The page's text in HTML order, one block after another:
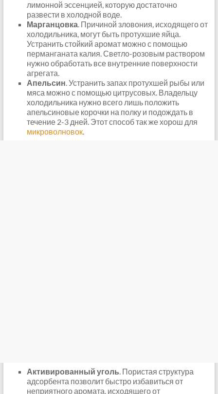
лимонной эссенцией, которую достаточно
развести в холодной воде.
Марганцовка. Причиной зловония, исходящего от
холодильника, могут быть протухшие яйца.
Устранить стойкий аромат можно с помощью
перманганата калия. Светло-розовым раствором
нужно обработать все внутренние поверхности
агрегата.
Апельсин. Устранить запах протухшей рыбы или
мяса можно с помощью цитрусовых. Владельцу
холодильника нужно всего лишь положить
апельсиновые корочки на полку и подождать в
течение 2-3 дней. Этот способ так же хорош для
микроволновок.
Активированный уголь. Пористая структура
адсорбента позволит быстро избавиться от
неприятного аромата, исходящего от